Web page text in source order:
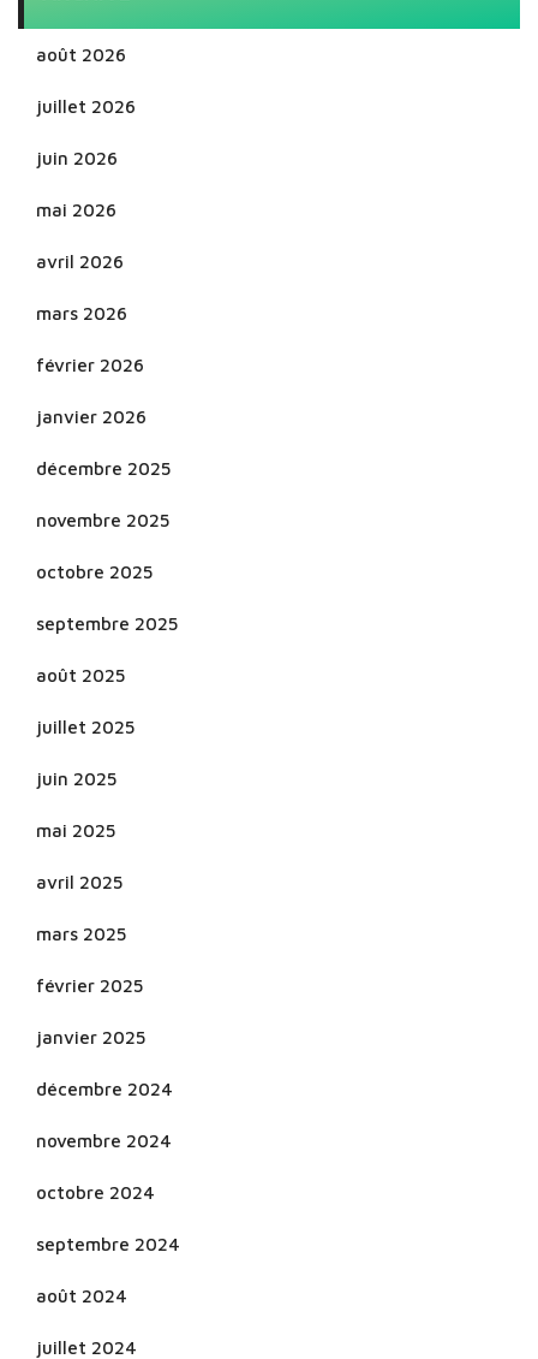
août 2026
juillet 2026
juin 2026
mai 2026
avril 2026
mars 2026
février 2026
janvier 2026
décembre 2025
novembre 2025
octobre 2025
septembre 2025
août 2025
juillet 2025
juin 2025
mai 2025
avril 2025
mars 2025
février 2025
janvier 2025
décembre 2024
novembre 2024
octobre 2024
septembre 2024
août 2024
juillet 2024